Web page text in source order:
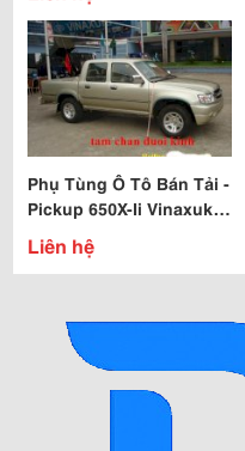
1990Ba, 4500Tl
Phụ Tùng Ô Tô Bán Tải -
Pickup 650X-Ii Vinaxuki,
Phụ Tùng Bán Tải
Vinaxuki
Liên hệ